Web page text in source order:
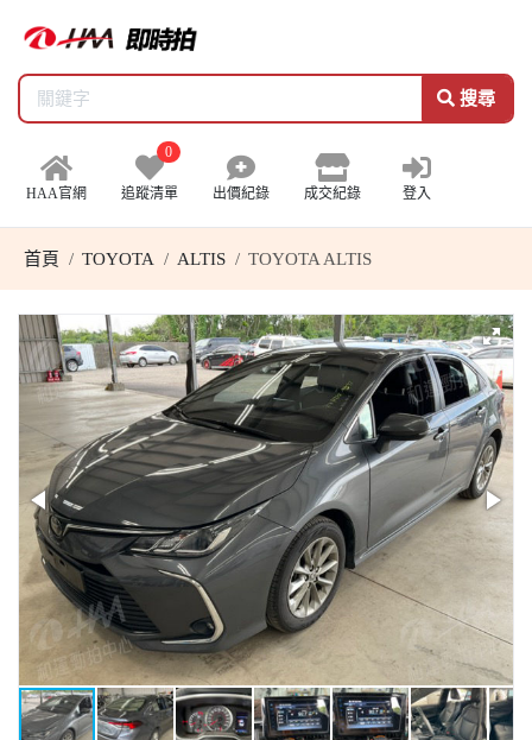
搜尋
HAA官網
0
追蹤清單 出價紀錄 成交紀錄 登入
首頁 TOYOTA ALTIS TOYOTA ALTIS